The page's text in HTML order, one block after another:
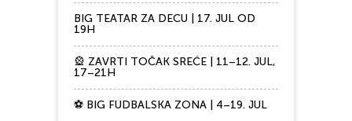
BIG TEATAR ZA DECU | 17. JUL OD
19H
🎡 ZAVRTI TOČAK SREĆE | 11–12. JUL,
17–21H
⚽ BIG FUDBALSKA ZONA | 4–19. JUL